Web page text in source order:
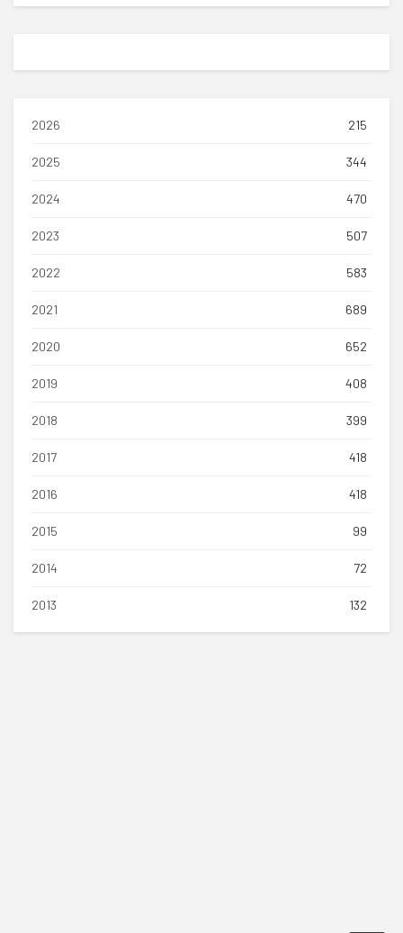
2026 215
2025 344
2024 470
2023 507
2022 583
2021 689
2020 652
2019 408
2018 399
2017 418
2016 418
2015 99
2014 72
2013 132